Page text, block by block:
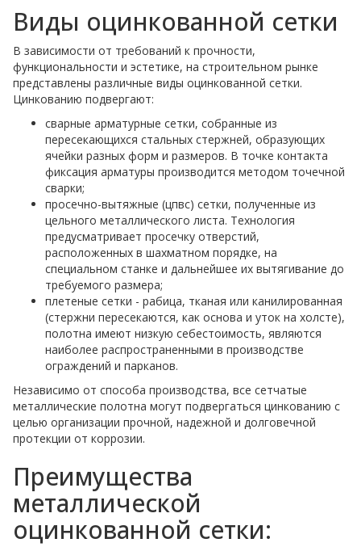
Виды оцинкованной сетки
В зависимости от требований к прочности,
функциональности и эстетике, на строительном рынке
представлены различные виды оцинкованной сетки.
Цинкованию подвергают:
сварные арматурные сетки, собранные из
пересекающихся стальных стержней, образующих
ячейки разных форм и размеров. В точке контакта
фиксация арматуры производится методом точечной
сварки;
просечно-вытяжные (цпвс) сетки, полученные из
цельного металлического листа. Технология
предусматривает просечку отверстий,
расположенных в шахматном порядке, на
специальном станке и дальнейшее их вытягивание до
требуемого размера;
плетеные сетки - рабица, тканая или канилированная
(стержни пересекаются, как основа и уток на холсте),
полотна имеют низкую себестоимость, являются
наиболее распространенными в производстве
ограждений и парканов.
Независимо от способа производства, все сетчатые
металлические полотна могут подвергаться цинкованию с
целью организации прочной, надежной и долговечной
протекции от коррозии.
Преимущества
металлической
оцинкованной сетки: